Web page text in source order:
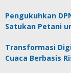
Pengukuhkan
Satukan Petani
Transformasi
Cuaca Berbasis